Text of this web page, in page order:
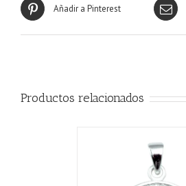
Añadir a Pinterest
Productos relacionados